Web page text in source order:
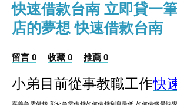
快速借款台南 立即貸一
店的夢想 快速借款台南
留言 0 收藏 0 推薦 0
小弟目前從事教職工作快